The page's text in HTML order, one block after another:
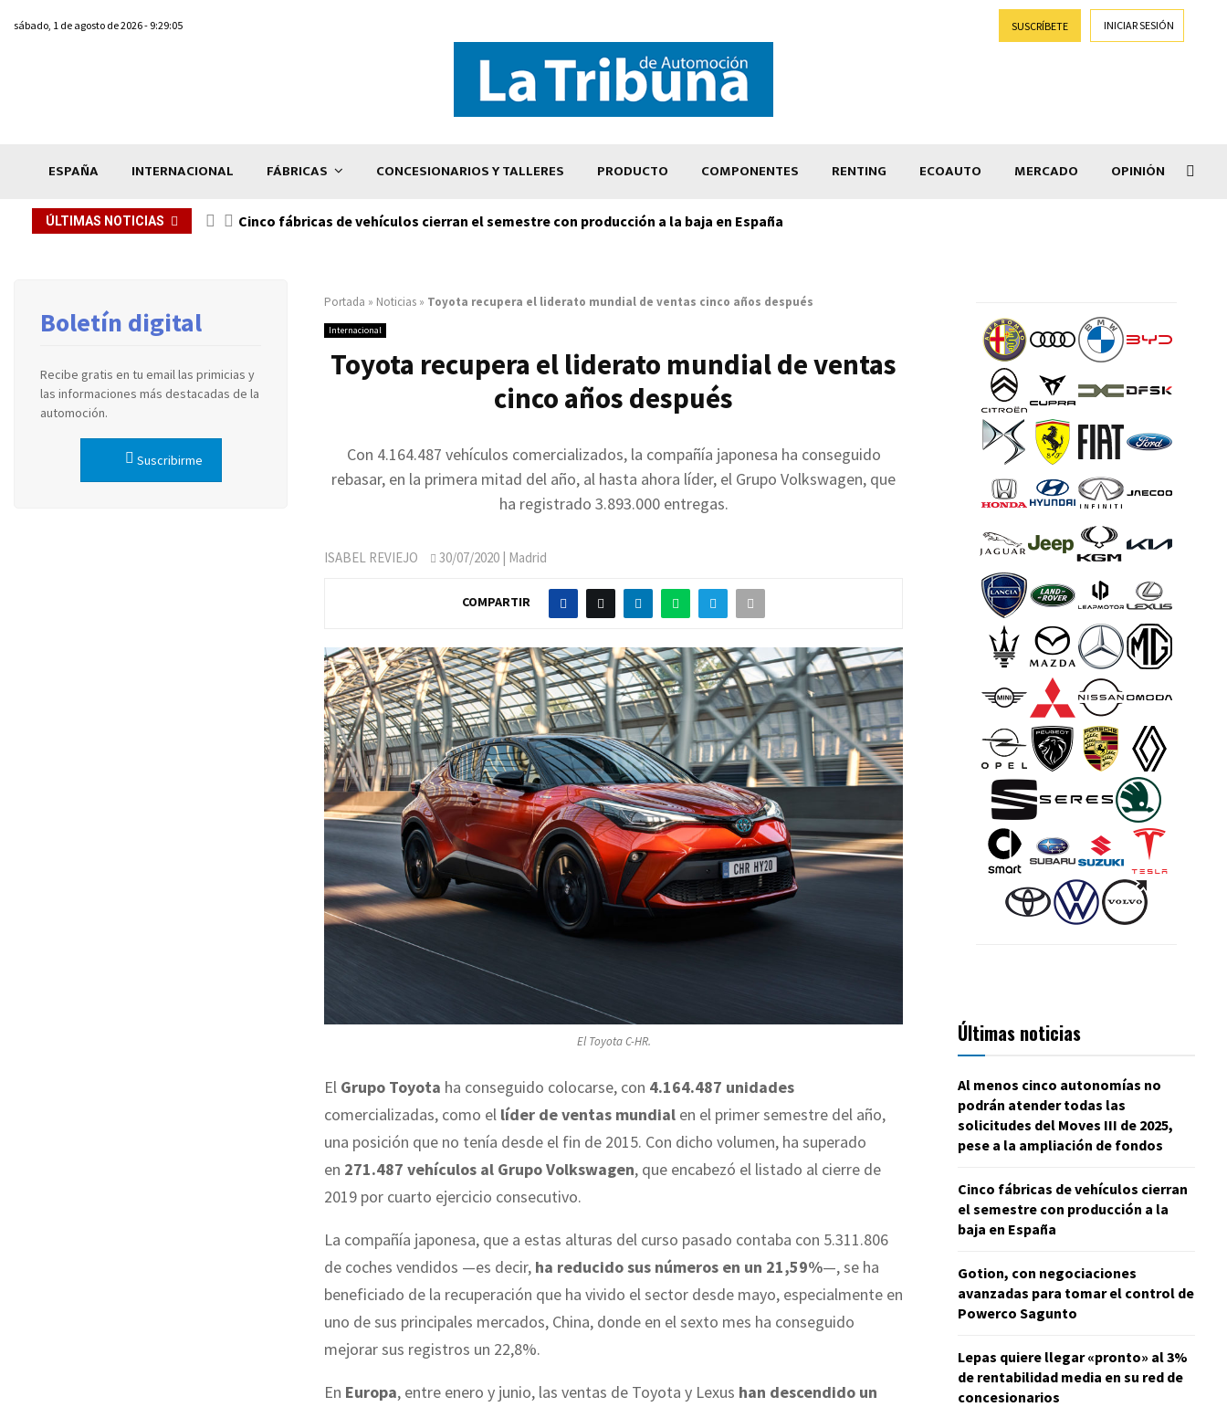
sábado, 1 de agosto de 2026 - 9:29:05 SUSCRÍBETE INICIAR SESIÓN
ESPAÑA INTERNACIONAL FÁBRICAS CONCESIONARIOS Y TALLERES PRODUCTO COMPONENTES RENTING ECOAUTO MERCADO OPINIÓN
ÚLTIMAS NOTICIAS Cinco fábricas de vehículos cierran el semestre con producción a la baja en España
Portada » Noticias » Toyota recupera el liderato mundial de ventas cinco años después
Internacional
Toyota recupera el liderato mundial de ventas
cinco años después
Con 4.164.487 vehículos comercializados, la compañía japonesa ha conseguido
rebasar, en la primera mitad del año, al hasta ahora líder, el Grupo Volkswagen, que
ha registrado 3.893.000 entregas.
ISABEL REVIEJO 30/07/2020 | Madrid
COMPARTIR
El Toyota C-HR.
El Grupo Toyota ha conseguido colocarse, con 4.164.487 unidades
comercializadas, como el líder de ventas mundial en el primer semestre del año,
una posición que no tenía desde el fin de 2015. Con dicho volumen, ha superado
en 271.487 vehículos al Grupo Volkswagen, que encabezó el listado al cierre de
2019 por cuarto ejercicio consecutivo.
La compañía japonesa, que a estas alturas del curso pasado contaba con 5.311.806
de coches vendidos —es decir, ha reducido sus números en un 21,59%—, se ha
beneficiado de la recuperación que ha vivido el sector desde mayo, especialmente en
uno de sus principales mercados, China, donde en el sexto mes ha conseguido
mejorar sus registros un 22,8%.
En Europa, entre enero y junio, las ventas de Toyota y Lexus han descendido un
Boletín digital
Recibe gratis en tu email las primicias y
las informaciones más destacadas de la
automoción.
Suscribirme
Últimas noticias
Al menos cinco autonomías no
podrán atender todas las
solicitudes del Moves III de 2025,
pese a la ampliación de fondos
Cinco fábricas de vehículos cierran
el semestre con producción a la
baja en España
Gotion, con negociaciones
avanzadas para tomar el control de
Powerco Sagunto
Lepas quiere llegar «pronto» al 3%
de rentabilidad media en su red de
concesionarios